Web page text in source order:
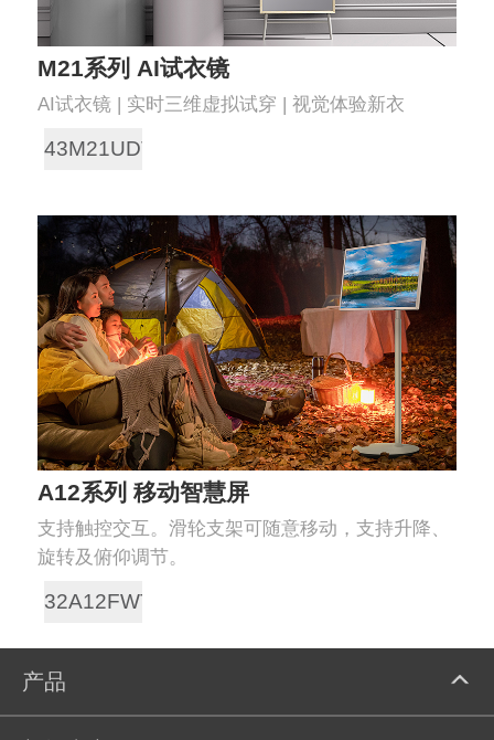
M21系列 AI试衣镜
AI试衣镜 | 实时三维虚拟试穿 | 视觉体验新衣
43M21UDT
A12系列 移动智慧屏
支持触控交互。滑轮支架可随意移动，支持升降、
旋转及俯仰调节。
32A12FWT
产品